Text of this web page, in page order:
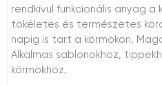
rendkívül funkcionális anyag a
tökéletes és természetes
napig is tart a körmökön.
Alkalmas sablonokhoz,
körmökhöz.